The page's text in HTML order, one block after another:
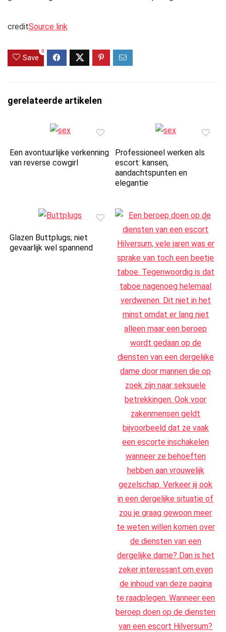
creditSource link
Save
0
gerelateerde artikelen
Een avontuurlijke verkenning
van reverse cowgirl
Professioneel werken als
escort: kansen,
aandachtspunten en
elegantie
Glazen Buttplugs; niet
gevaarlijk wel spannend